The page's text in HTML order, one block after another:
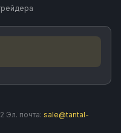
Эл. почта: sale@tantal-